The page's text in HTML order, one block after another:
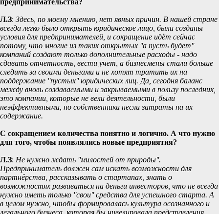
предпринимательства?
Л.З: Здесь, по моему мнению, нет явных причин. В нашей стране
всегда легко было открыть юридическое лицо, были созданы
условия для предпринимателей, и сокращение идёт сейчас
потому, что многие из таких открытых ''а пусть будет''
компаний создают только дополнительные расходы - надо
сдавать отчетность, вести учет, а бизнесмены стали больше
следить за своими деньгами и не хотят тратить их на
поддержание ''пустых'' юридических лиц. Да, сегодня баланс
между вновь создаваемыми и закрываемыми в пользу последних,
это компании, которые не вели деятельности, были
неэффективными, но собственники несли затраты на их
содержание.
С сокращением количества понятно и логично. А что нужно
для того, чтобы появлялись новые предприятия?
Л.З: Не нужно ждать ''милостей от природы''.
Предприниматель должен сам искать возможности для
партнёрства, рассказывать о стартапах, знать о
возможностях развиваться на деньги инвесторов, что не всегда
нужно иметь только ''свои'' средства для успешного старта. А
в целом нужно, чтобы формировалась культура осознанного и
легального бизнеса, которая бы нивелировала представления